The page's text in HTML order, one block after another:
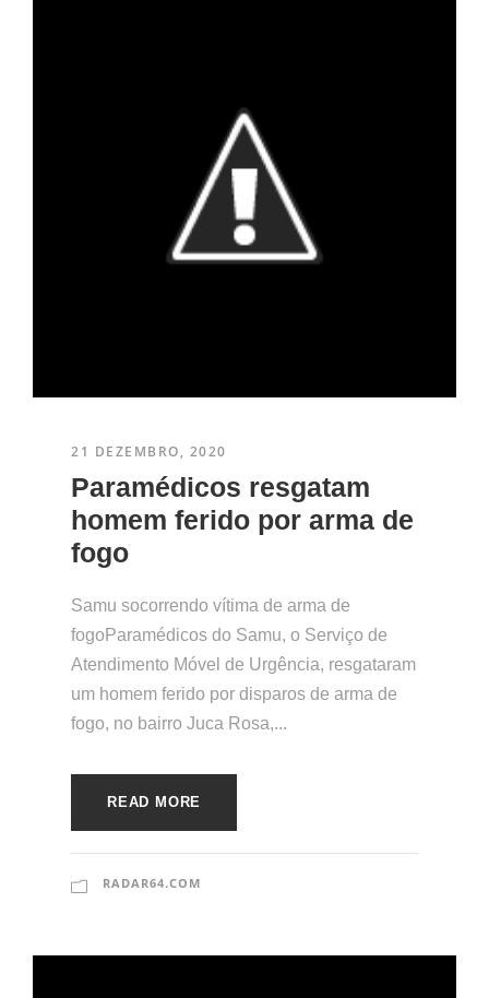
21 DEZEMBRO, 2020
Paramédicos resgatam
homem ferido por arma de
fogo
Samu socorrendo vítima de arma de
fogoParamédicos do Samu, o Serviço de
Atendimento Móvel de Urgência, resgataram
um homem ferido por disparos de arma de
fogo, no bairro Juca Rosa,...
READ MORE
RADAR64.COM